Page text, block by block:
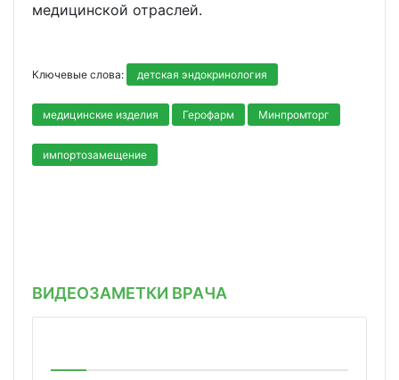
медицинской отраслей.
Ключевые слова: детская эндокринология
медицинские изделия Герофарм Минпромторг
импортозамещение
ВИДЕОЗАМЕТКИ ВРАЧА